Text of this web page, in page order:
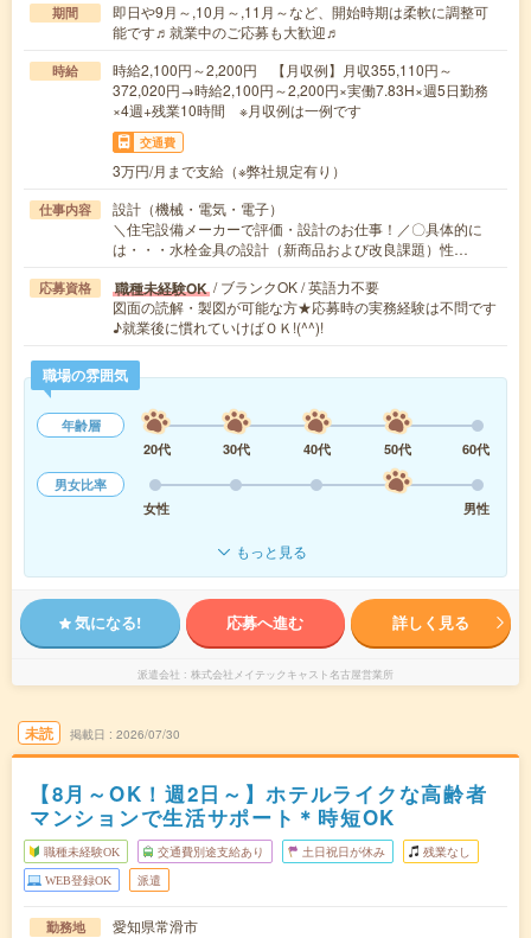
期間
即日や9月～,10月～,11月～など、開始時期は柔軟に調整可
能です♬就業中のご応募も大歓迎♬
時給
時給2,100円～2,200円 【月収例】月収355,110円～
372,020円→時給2,100円～2,200円×実働7.83H×週5日勤務
×4週+残業10時間 ※月収例は一例です
交通費
3万円/月まで支給（※弊社規定有り）
仕事内容
設計（機械・電気・電子）
＼住宅設備メーカーで評価・設計のお仕事！／〇具体的に
は・・・水栓金具の設計（新商品および改良課題）性…
応募資格 職種未経験OK / ブランクOK / 英語力不要
図面の読解・製図が可能な方★応募時の実務経験は不問です
♪就業後に慣れていけばＯＫ!(^^)!
職場の雰囲気
年齢層
20代
30代 40代 50代
60代
男女比率
女性
男性
もっと見る
気になる! 応募へ進む 詳しく見る
派遣会社 株式会社メイテックキャスト名古屋営業所
未読 掲載日 2026/07/30
【8月～OK！週2日～】ホテルライクな高齢者
マンションで生活サポート＊時短OK
職種未経験OK 交通費別途支給あり 土日祝日が休み 残業なし
WEB登録OK 派遣
勤務地
愛知県常滑市